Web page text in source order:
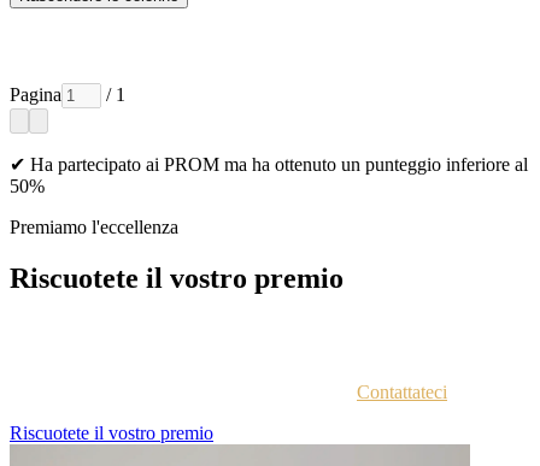
Pagina / 1
✔ Ha partecipato ai PROM ma ha ottenuto un punteggio inferiore al
50%
Premiamo l'eccellenza
Riscuotete il vostro premio
Contattateci
Riscuotete il vostro premio